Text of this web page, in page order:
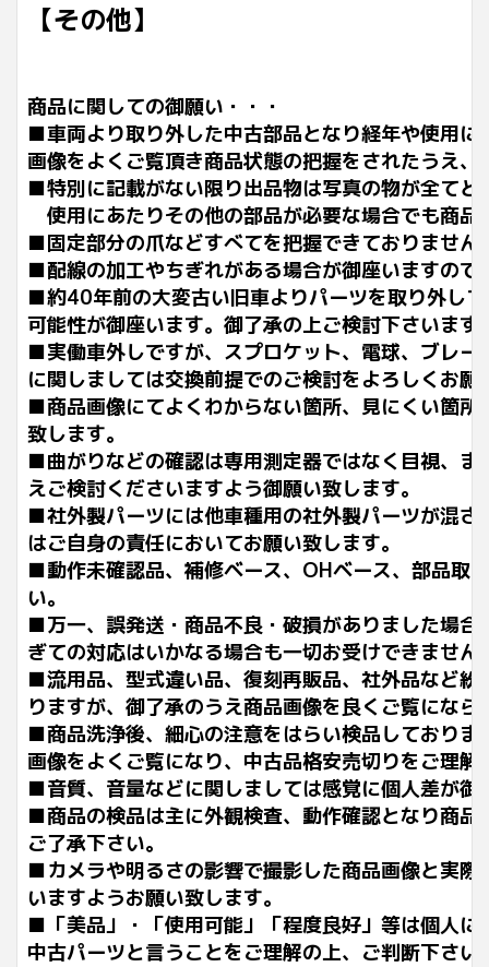
【その他】
商品に関しての御願い・・・
■車両より取り外した中古部品となり経年や使用
画像をよくご覧頂き商品状態の把握をされたうえ
■特別に記載がない限り出品物は写真の物が全てと
使用にあたりその他の部品が必要な場合でも商
■固定部分の爪などすべてを把握できておりませ
■配線の加工やちぎれがある場合が御座いますの
■約40年前の大変古い旧車よりパーツを取り外し
可能性が御座います。御了承の上ご検討下さいます
■実働車外しですが、スプロケット、電球、ブレ
に関しましては交換前提でのご検討をよろしくお願
■商品画像にてよくわからない箇所、見にくい箇
致します。
■曲がりなどの確認は専用測定器ではなく目視、
えご検討くださいますよう御願い致します。
■社外製パーツには他車種用の社外製パーツが混
はご自身の責任においてお願い致します。
■動作未確認品、補修ベース、OHベース、部品取
い。
■万一、誤発送・商品不良・破損がありました場
ぎての対応はいかなる場合も一切お受けできませ
■流用品、型式違い品、復刻再販品、社外品など
りますが、御了承のうえ商品画像を良くご覧にな
■商品洗浄後、細心の注意をはらい検品しており
画像をよくご覧になり、中古品格安売切りをご理
■音質、音量などに関しましては感覚に個人差が
■商品の検品は主に外観検査、動作確認となり商
ご了承下さい。
■カメラや明るさの影響で撮影した商品画像と実
いますようお願い致します。
■「美品」・「使用可能」「程度良好」等は個人
中古パーツと言うことをご理解の上、ご判断下さ